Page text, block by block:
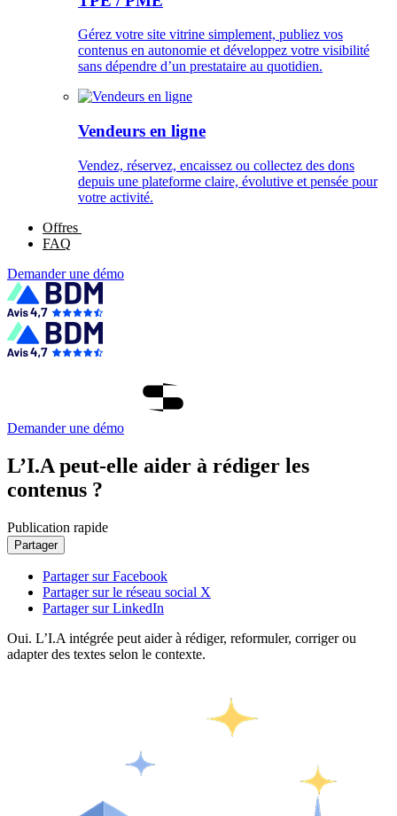
Gérez votre site vitrine simplement, publiez vos
contenus en autonomie et développez votre visibilité
sans dépendre d’un prestataire au quotidien.
Vendeurs en ligne
Vendez, réservez, encaissez ou collectez des dons
depuis une plateforme claire, évolutive et pensée pour
votre activité.
Offres
FAQ
Demander une démo
Demander une démo
L’I.A peut-elle aider à rédiger les
contenus ?
Publication rapide
Partager
Partager sur Facebook
Partager sur le réseau social X
Partager sur LinkedIn
Oui. L’I.A intégrée peut aider à rédiger, reformuler, corriger ou
adapter des textes selon le contexte.